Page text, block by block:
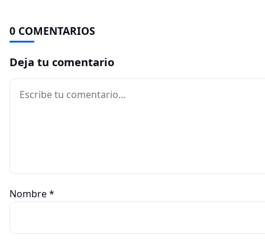
0 COMENTARIOS
Deja tu comentario
Comentario
Nombre*